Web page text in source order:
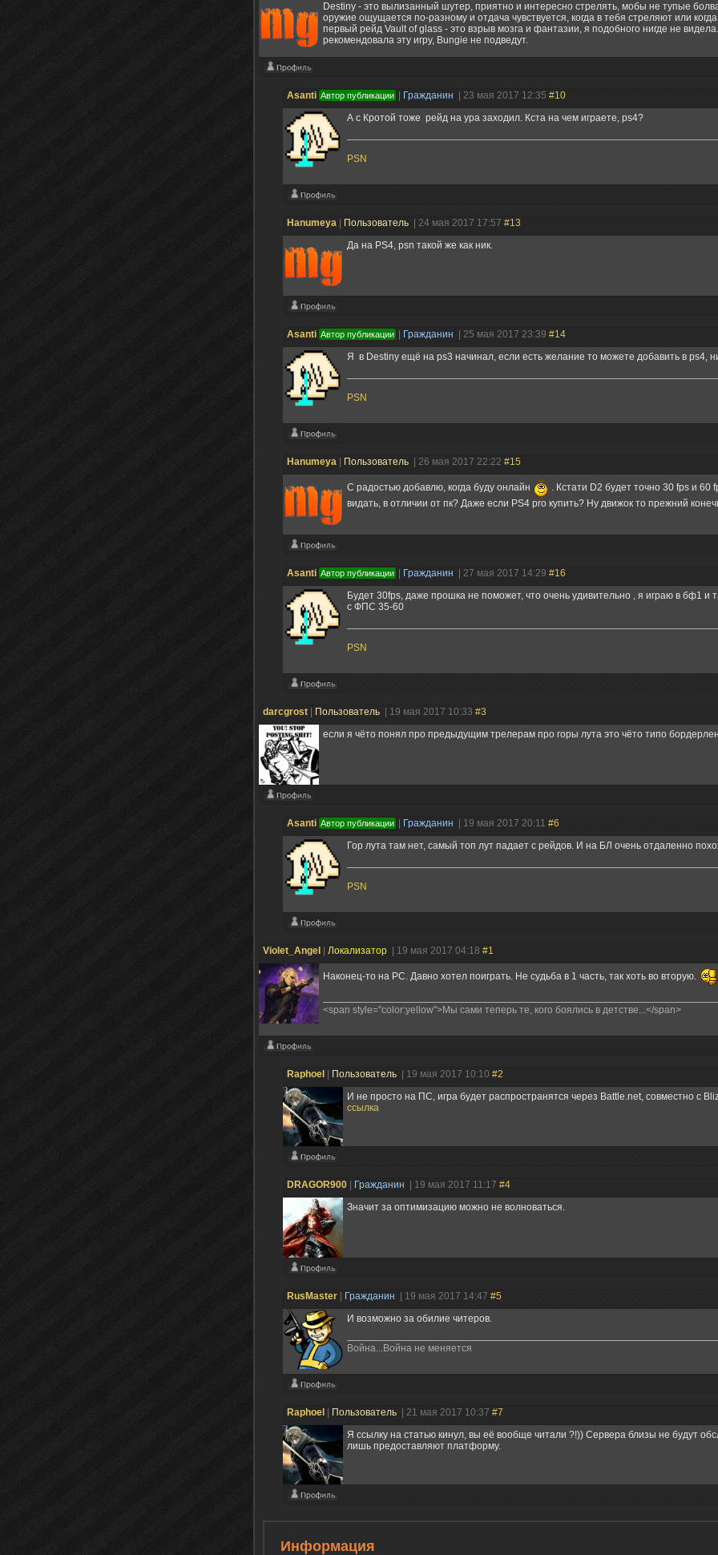
Destiny - это вылизанный шутер, приятно и интересно стрелять, мобы не тупые
оружие ощущается по-разному и отдача чувствуется, когда в тебя стреляют или
первый рейд Vault of glass - это взрыв мозга и фантазии, я подобного нигде не
рекомендовала эту игру, Bungie не подведут.
Asanti Автор публикации Гражданин | 23 мая 2017 12:35 #10
А с Кротой тоже рейд на ура заходил. Кста на чем играете, ps4?
PSN
Hanumeya Пользователь | 24 мая 2017 17:57 #13
Да на PS4, psn такой же как ник.
Asanti Автор публикации Гражданин | 25 мая 2017 23:39 #14
Я в Destiny ещё на ps3 начинал, если есть желание то можете добавить в ps4,
PSN
Hanumeya Пользователь | 26 мая 2017 22:22 #15
С радостью добавлю, когда буду онлайн
. Кстати D2 будет точно 30 fps и 60
видать, в отличии от пк? Даже если PS4 pro купить? Ну движок то прежний
Asanti Автор публикации Гражданин | 27 мая 2017 14:29 #16
Будет 30fps, даже прошка не поможет, что очень удивительно , я играю в бф1 и
с ФПС 35-60
PSN
darcgrost Пользователь | 19 мая 2017 10:33 #3
если я чёто понял про предыдущим трелерам про горы лута это чёто типо
Asanti Автор публикации Гражданин | 19 мая 2017 20:11 #6
Гор лута там нет, самый топ лут падает с рейдов. И на БЛ очень отдаленно
PSN
Violet_Angel Локализатор | 19 мая 2017 04:18 #1
Наконец-то на PC. Давно хотел поиграть. Не судьба в 1 часть, так хоть во вторую.
<span style="color:yellow">Мы сами теперь те, кого боялись в детстве...</span>
Raphoel Пользователь | 19 мая 2017 10:10 #2
И не просто на ПС, игра будет распространятся через Battle.net, совместно с
ссылка
DRAGOR900 Гражданин | 19 мая 2017 11:17 #4
Значит за оптимизацию можно не волноваться.
RusMaster Гражданин | 19 мая 2017 14:47 #5
И возможно за обилие читеров.
Война...Война не меняется
Raphoel Пользователь | 21 мая 2017 10:37 #7
Я ссылку на статью кинул, вы её вообще читали ?!)) Сервера близы не будут
лишь предоставляют платформу.
Информация